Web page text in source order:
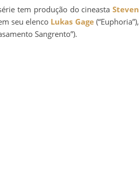
tem produção do cineastaSteven
seu elenco Lukas Gage(“Euphoria”),
Sangrento”).